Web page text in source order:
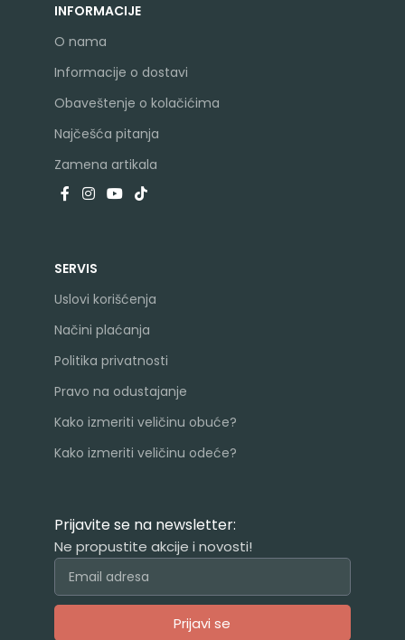
INFORMACIJE
O nama
Informacije o dostavi
Obaveštenje o kolačićima
Najčešća pitanja
Zamena artikala
SERVIS
Uslovi korišćenja
Načini plaćanja
Politika privatnosti
Pravo na odustajanje
Kako izmeriti veličinu obuće?
Kako izmeriti veličinu odeće?
Prijavite se na newsletter:
Ne propustite akcije i novosti!
Prijavi se